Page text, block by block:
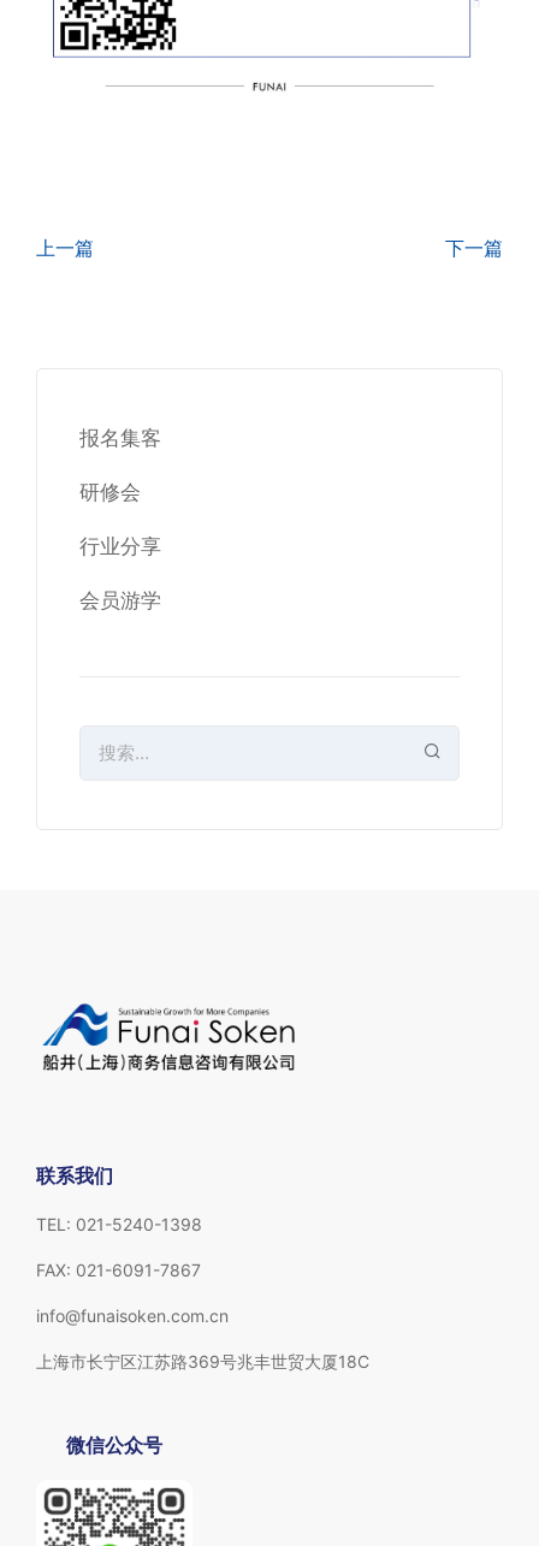
上一篇 下一篇
报名集客
研修会
行业分享
会员游学
联系我们
TEL: 021-5240-1398
FAX: 021-6091-7867
info@funaisoken.com.cn
上海市长宁区江苏路369号兆丰世贸大厦18C
微信公众号